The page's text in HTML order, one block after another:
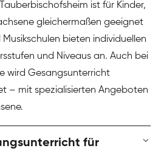
ist für Kinder,
gleichermaßen geeignet
bieten individuellen
und Niveaus an. Auch bei
wird Gesangsunterricht
– mit spezialisierten Angeboten
für